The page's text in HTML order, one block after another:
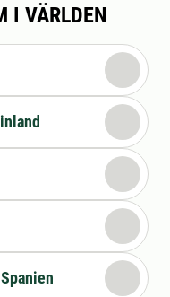
I VÄRLDEN